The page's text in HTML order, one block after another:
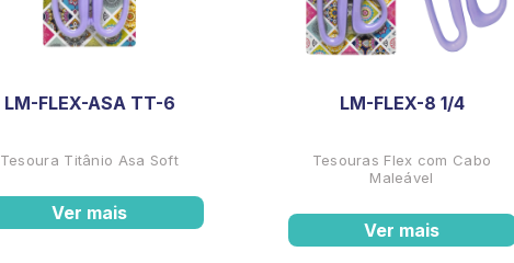
LM-FLEX-ASA TT-6
Tesoura Titânio Asa Soft
Ver mais
LM-FLEX-8 1/4
Tesouras Flex com Cabo
Maleável
Ver mais